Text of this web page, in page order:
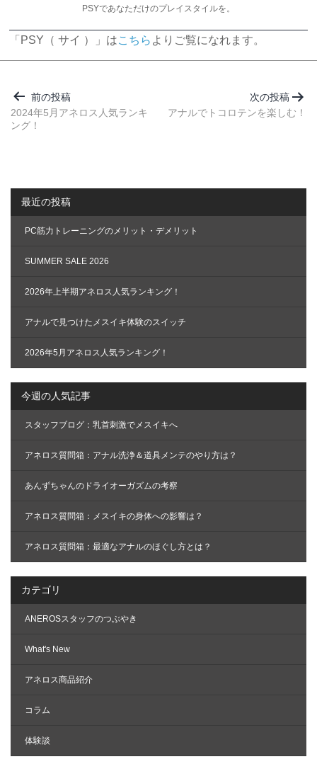
PSYであなただけのプレイスタイルを。
「PSY（ サイ ）」はこちら よりご覧になれます。
稿
ナ
ビ
シ
ョ
ン
前の投稿
2024年5月アネロス人気ランキ
ング！
次の投稿
アナルでトコロテンを楽しむ！
最近の投稿
PC筋力トレーニングのメリット・デメリット
SUMMER SALE 2026
2026年上半期アネロス人気ランキング！
アナルで見つけたメスイキ体験のスイッチ
2026年5月アネロス人気ランキング！
今週の人気記事
スタッフブログ：乳首刺激でメスイキへ
アネロス質問箱：アナル洗浄＆道具メンテのやり方は？
あんずちゃんのドライオーガズムの考察
アネロス質問箱：メスイキの身体への影響は？
アネロス質問箱：最適なアナルのほぐし方とは？
カテゴリ
ANEROSスタッフのつぶやき
What's New
アネロス商品紹介
コラム
体験談